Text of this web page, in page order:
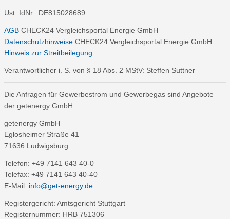
Ust. IdNr.: DE815028689
AGB CHECK24 Vergleichsportal Energie GmbH
Datenschutzhinweise CHECK24 Vergleichsportal Energie GmbH
Hinweis zur Streitbeilegung
Verantwortlicher i. S. von § 18 Abs. 2 MStV: Steffen Suttner
Die Anfragen für Gewerbestrom und Gewerbegas sind Angebote
der getenergy GmbH
getenergy GmbH
Eglosheimer Straße 41
71636 Ludwigsburg
Telefon: +49 7141 643 40-0
Telefax: +49 7141 643 40-40
E-Mail: info@get-energy.de
Registergericht: Amtsgericht Stuttgart
Registernummer: HRB 751306